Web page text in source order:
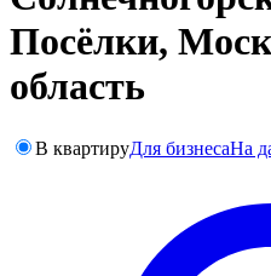
Посёлки,
область
В квартируДля бизнесаНа